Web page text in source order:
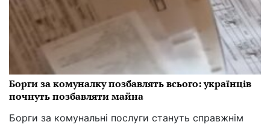
Борги за комуналку позбавлять всього: українців
почнуть позбавляти майна
Борги за комунальні послуги стануть справжнім